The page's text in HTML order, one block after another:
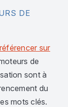
DE
référencer sur
de
sont à
du
mots clés.